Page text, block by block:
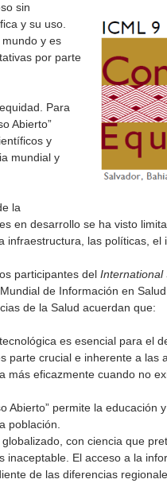
sin
y su uso.
y es
por parte
Para
Abierto”
y
mundial y
la
en desarrollo se ha visto
infraestructura, las políticas, el
participantes del International
de Información en
de la Salud acuerdan que:
es esencial para el
parte crucial e inherente a las
más eficazmente cuando no
Abierto” permite la educación
población.
con ciencia que
inaceptable. El acceso a la
de las diferencias